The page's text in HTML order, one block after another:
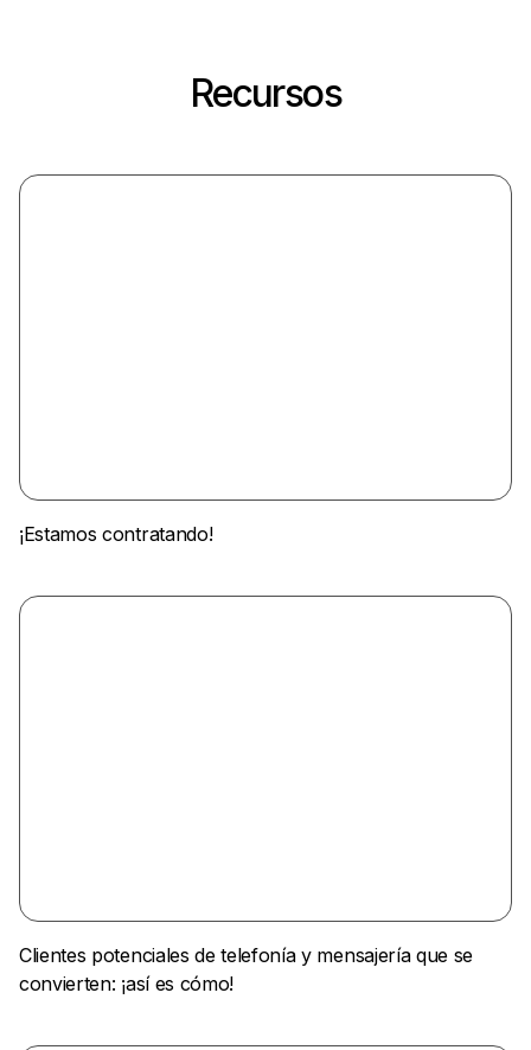
Recursos
¡Estamos contratando!
Clientes potenciales de telefonía y mensajería que se
convierten: ¡así es cómo!